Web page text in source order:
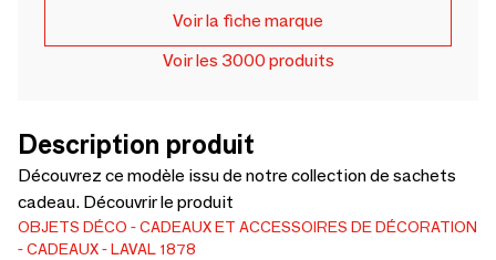
Voir la fiche marque
Voir les 3000 produits
Description produit
Découvrez ce modèle issu de notre collection de sachets
cadeau. Découvrir le produit
OBJETS DÉCO
CADEAUX ET ACCESSOIRES DE DÉCORATION
CADEAUX
LAVAL 1878